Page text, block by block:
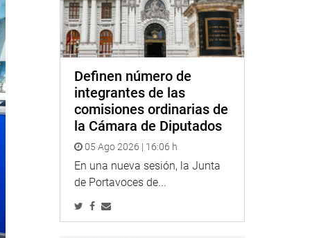
Definen número de
integrantes de las
comisiones ordinarias de
la Cámara de Diputados
05 Ago 2026 | 16:06 h
En una nueva sesión, la Junta
de Portavoces de...